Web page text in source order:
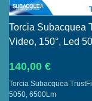
Torcia Subacquea
Video, 150°, Led
140,00 €
Torcia Subacquea
5050, 6500Lm